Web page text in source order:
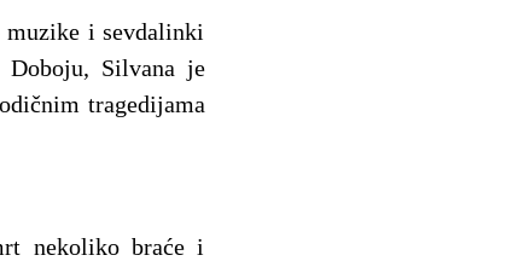
i sevdalinki
Doboju, Silvana je
tragedijama
nekoliko braće i